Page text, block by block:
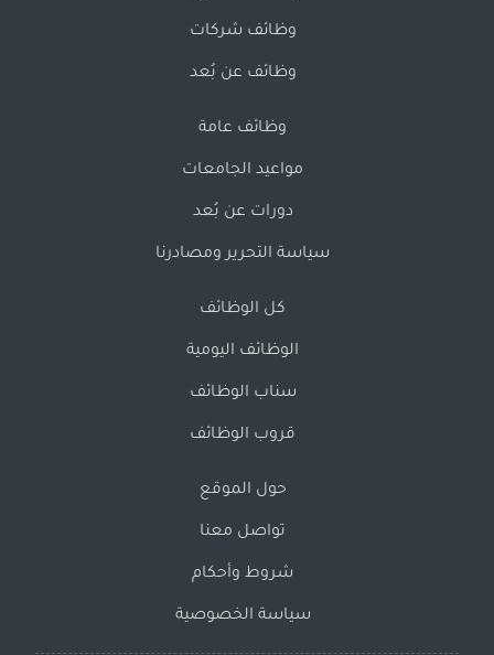
وظائف شركات
وظائف عن بُعد
وظائف عامة
مواعيد الجامعات
دورات عن بُعد
سياسة التحرير ومصادرنا
كل الوظائف
الوظائف اليومية
سناب الوظائف
قروب الوظائف
حول الموقع
تواصل معنا
شروط وأحكام
سياسة الخصوصية